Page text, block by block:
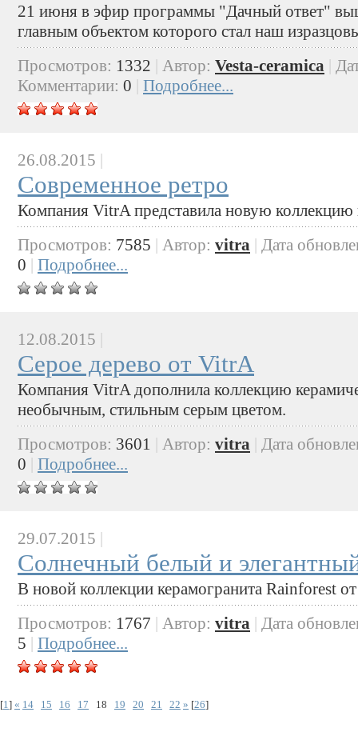
21 июня в эфир программы "Дачный ответ"
главным объектом которого стал наш
Просмотров: 1332 Автор: Vesta-ceramica
Комментарии: 0 Подробнее...
26.08.2015 |
Современное ретро
Компания VitrA представила новую коллекцию
Просмотров: 7585 | Автор: vitra | Дата
0 | Подробнее...
12.08.2015
Серое дерево от VitrA
Компания VitrA дополнила коллекцию
необычным, стильным серым цветом.
Просмотров: 3601 Автор: vitra
Дата
0
Подробнее...
29.07.2015 |
Солнечный белый и
В новой коллекции керамогранита Rainforest
Просмотров: 1767 | Автор: vitra | Дата
5 | Подробнее...
[1 ] « 14 15 16 17 18 19 20 21 22 » [26]